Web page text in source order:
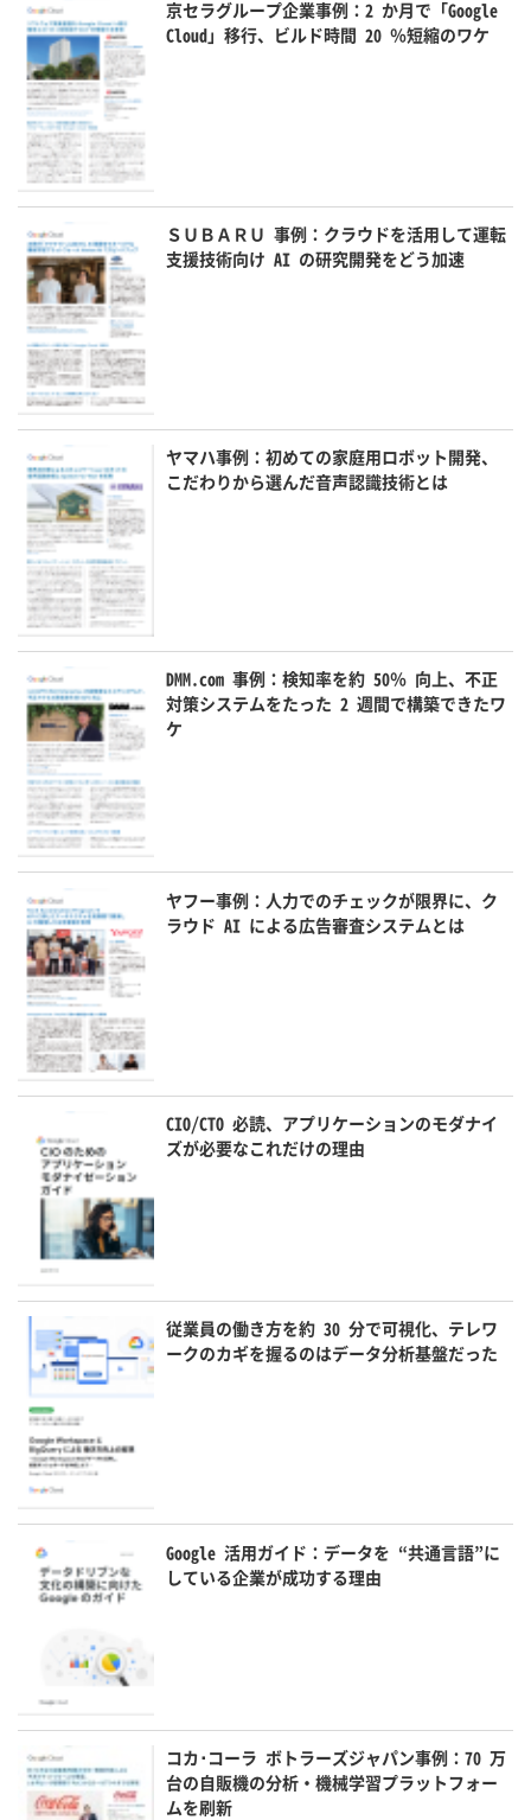
京セラグループ企業事例：2 か月で「Google
Cloud」移行、ビルド時間 20 ％短縮のワケ
ＳＵＢＡＲＵ 事例：クラウドを活用して運転
支援技術向け AI の研究開発をどう加速
ヤマハ事例：初めての家庭用ロボット開発、
こだわりから選んだ音声認識技術とは
DMM.com 事例：検知率を約 50％ 向上、不正
対策システムをたった 2 週間で構築できたワ
ケ
ヤフー事例：人力でのチェックが限界に、ク
ラウド AI による広告審査システムとは
CIO/CTO 必読、アプリケーションのモダナイ
ズが必要なこれだけの理由
従業員の働き方を約 30 分で可視化、テレワ
ークのカギを握るのはデータ分析基盤だった
Google 活用ガイド：データを “共通言語”に
している企業が成功する理由
コカ･コーラ ボトラーズジャパン事例：70 万
台の自販機の分析・機械学習プラットフォー
ムを刷新